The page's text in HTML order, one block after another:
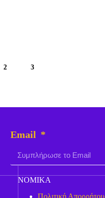
2 3
Email
ΝΟΜΙΚΑ
Πολιτική Απορρήτου